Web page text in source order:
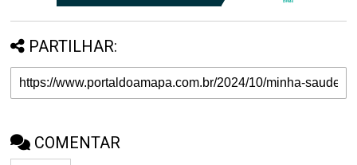
PARTILHAR:
COMENTAR